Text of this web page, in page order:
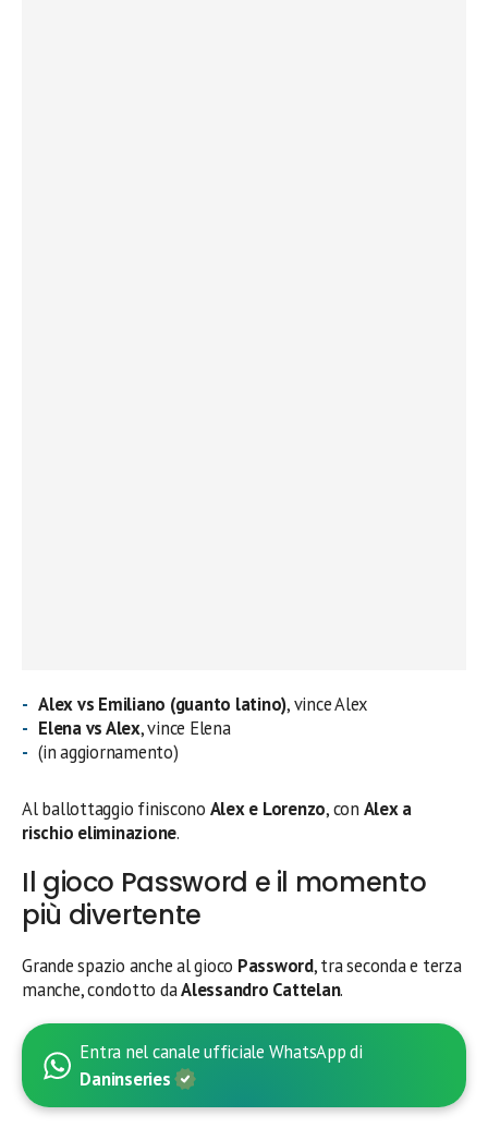
Alex vs Emiliano (guanto latino), vince Alex
Elena vs Alex, vince Elena
(in aggiornamento)
Al ballottaggio finiscono Alex e Lorenzo, con Alex a
rischio eliminazione.
Il gioco Password e il momento
più divertente
Grande spazio anche al gioco Password, tra seconda e terza
manche, condotto daAlessandro Cattelan.
Entra nel canale ufficiale WhatsApp di
Daninseries